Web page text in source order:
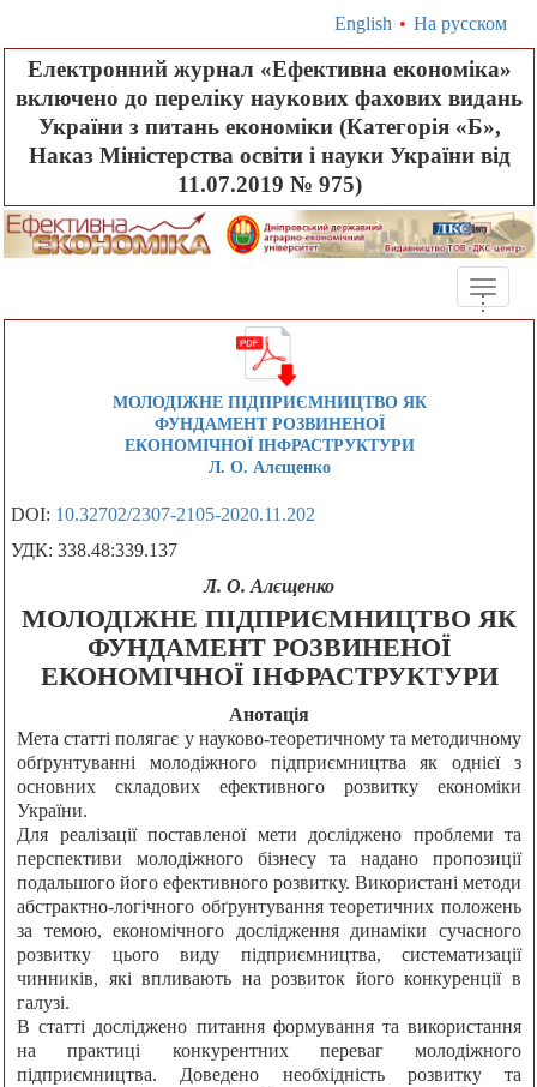
English • На русском
Електронний журнал «Ефективна економіка»
включено до переліку наукових фахових видань
України з питань економіки (Категорія «Б»,
Наказ Міністерства освіти і науки України від
11.07.2019 № 975)
Toggle
...
МОЛОДІЖНЕ ПІДПРИЄМНИЦТВО ЯК
ФУНДАМЕНТ РОЗВИНЕНОЇ
ЕКОНОМІЧНОЇ ІНФРАСТРУКТУРИ
Л. О. Алєщенко
DOI: 10.32702/2307-2105-2020.11.202
УДК: 338.48:339.137
Л. О. Алєщенко
МОЛОДІЖНЕ ПІДПРИЄМНИЦТВО ЯК
ФУНДАМЕНТ РОЗВИНЕНОЇ
ЕКОНОМІЧНОЇ ІНФРАСТРУКТУРИ
Анотація
Мета статті полягає у науково-теоретичному та методичному
обґрунтуванні молодіжного підприємництва як однієї з
основних складових ефективного розвитку економіки
України.
Для реалізації поставленої мети досліджено проблеми та
перспективи молодіжного бізнесу та надано пропозиції
подальшого його ефективного розвитку. Використані методи
абстрактно-логічного обґрунтування теоретичних положень
за темою, економічного дослідження динаміки сучасного
розвитку цього виду підприємництва, систематизації
чинників, які впливають на розвиток його конкуренції в
галузі.
В статті досліджено питання формування та використання
на практиці конкурентних переваг молодіжного
підприємництва. Доведено необхідність розвитку та